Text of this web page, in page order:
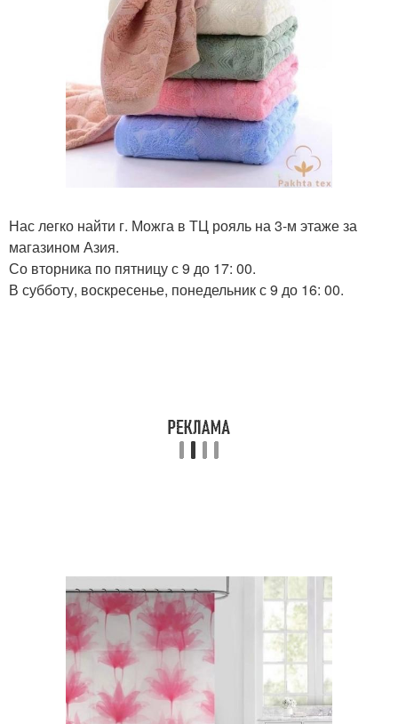
Нас легко найти г. Можга в ТЦ рояль на 3-м этаже за
магазином Азия.
Со вторника по пятницу с 9 до 17: 00.
В субботу, воскресенье, понедельник с 9 до 16: 00.